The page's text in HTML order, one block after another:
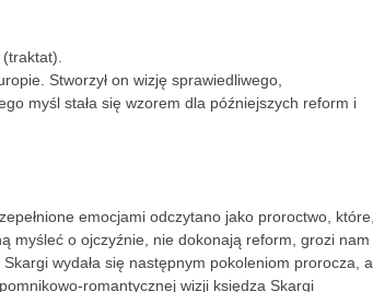
(traktat).
Stworzył on wizję sprawiedliwego,
myśl stała się wzorem dla późniejszych reform i
emocjami odczytano jako proroctwo, które,
myśleć o ojczyźnie, nie dokonają reform, grozi nam
wydała się następnym pokoleniom prorocza, a
romantycznej wizji księdza Skargi